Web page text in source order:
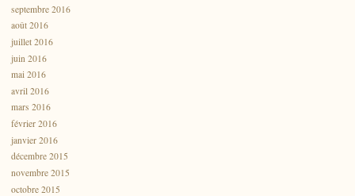
septembre 2016
août 2016
juillet 2016
juin 2016
mai 2016
avril 2016
mars 2016
février 2016
janvier 2016
décembre 2015
novembre 2015
octobre 2015